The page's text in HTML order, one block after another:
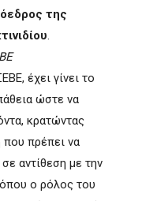
της
.
έχει γίνει το
ώστε να
κρατώντας
που πρέπει να
αντίθεση με την
ο ρόλος του